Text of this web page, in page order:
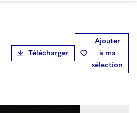
Télécharger
Ajouter
à ma
sélection